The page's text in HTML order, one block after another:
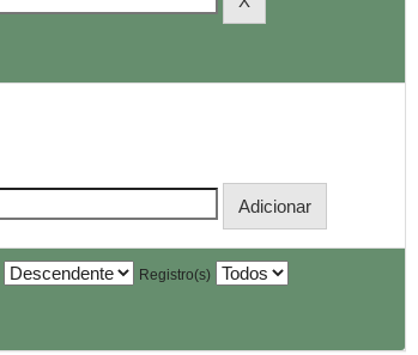
Registro(s)